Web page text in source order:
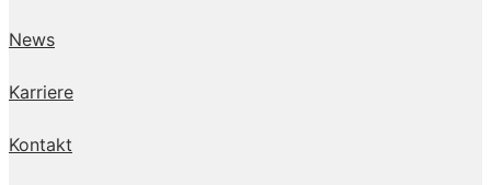
News
Karriere
Kontakt